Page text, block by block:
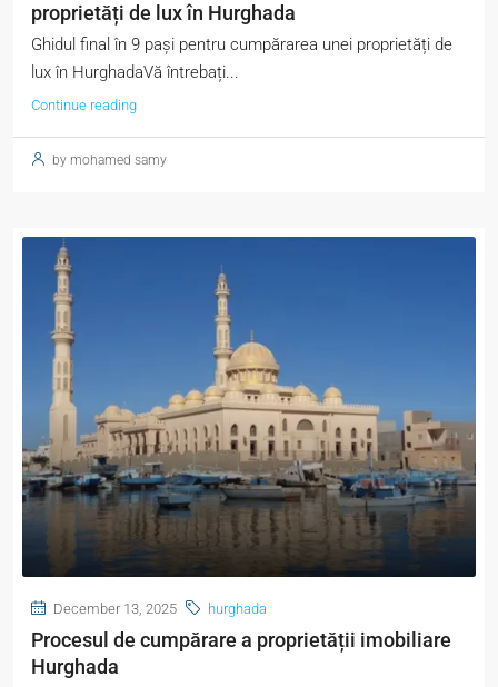
proprietăți de lux în Hurghada
Ghidul final în 9 pași pentru cumpărarea unei proprietăți de
lux în HurghadaVă întrebați...
Continue reading
by mohamed samy
December 13, 2025 hurghada
Procesul de cumpărare a proprietății imobiliare
Hurghada